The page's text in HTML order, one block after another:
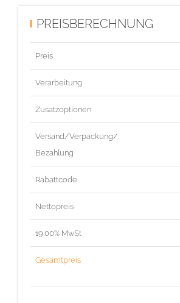
PREISBERECHNUNG
Preis
Verarbeitung
Zusatzoptionen
Versand/Verpackung/
Bezahlung
Rabattcode
Nettopreis
19.00% MwSt
Gesamtpreis